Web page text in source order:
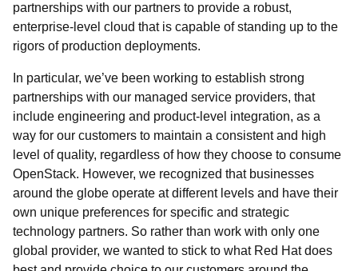
partnerships with our partners to provide a robust,
enterprise-level cloud that is capable of standing up to the
rigors of production deployments.
In particular, we’ve been working to establish strong
partnerships with our managed service providers, that
include engineering and product-level integration, as a
way for our customers to maintain a consistent and high
level of quality, regardless of how they choose to consume
OpenStack. However, we recognized that businesses
around the globe operate at different levels and have their
own unique preferences for specific and strategic
technology partners. So rather than work with only one
global provider, we wanted to stick to what Red Hat does